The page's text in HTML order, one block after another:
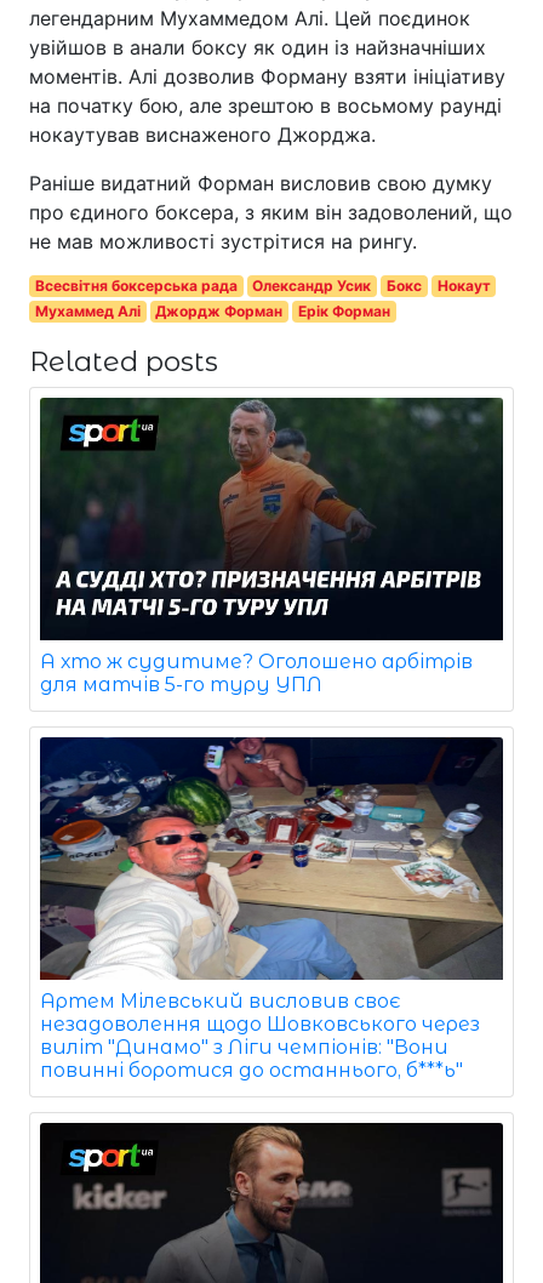
легендарним Мухаммедом Алі. Цей поєдинок
увійшов в анали боксу як один із найзначніших
моментів. Алі дозволив Форману взяти ініціативу
на початку бою, але зрештою в восьмому раунді
нокаутував виснаженого Джорджа.
Раніше видатний Форман висловив свою думку
про єдиного боксера, з яким він задоволений, що
не мав можливості зустрітися на рингу.
Всесвітня боксерська рада Олександр Усик Бокс
Нокаут
Мухаммед Алі
Джордж Форман Ерік Форман
Related posts
А хто ж судитиме? Оголошено арбітрів
для матчів 5-го туру УПЛ
Артем Мілевський висловив своє
незадоволення щодо Шовковського через
виліт "Динамо" з Ліги чемпіонів: "Вони
повинні боротися до останнього, б***ь"